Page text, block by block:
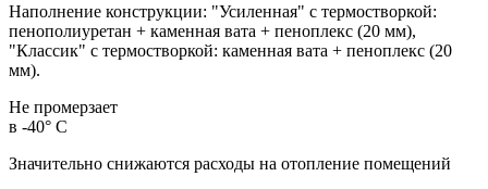
Наполнение конструкции: "Усиленная" с термостворкой:
пенополиуретан + каменная вата + пеноплекс (20 мм),
"Классик" с термостворкой: каменная вата + пеноплекс (20
мм).
Не промерзает
в -40° С
Значительно снижаются расходы на отопление помещений